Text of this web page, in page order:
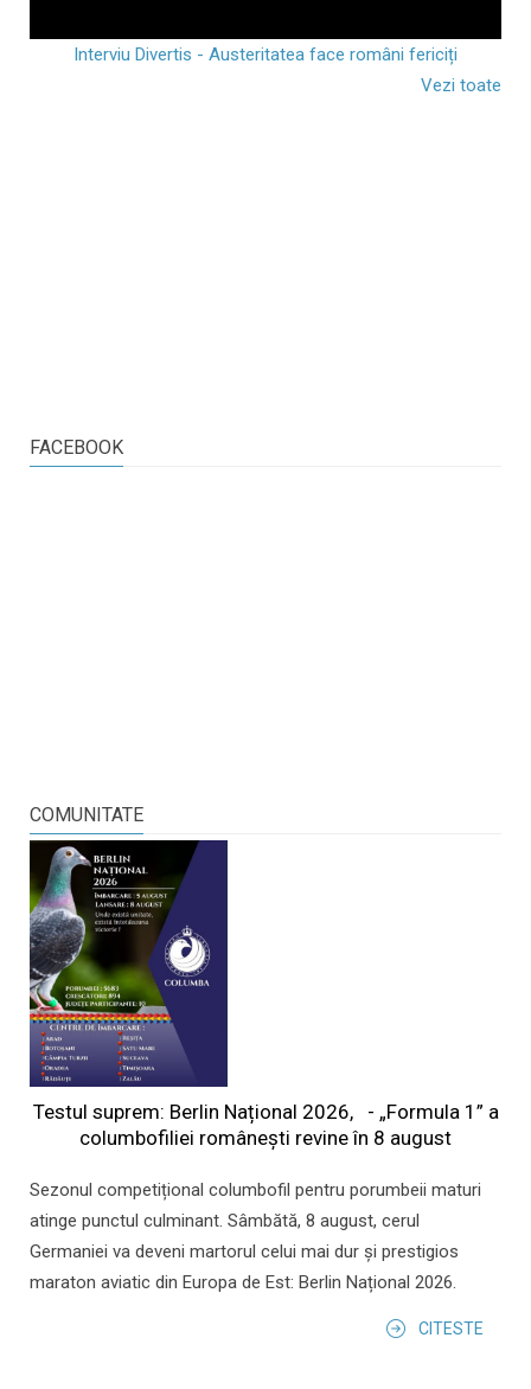
Interviu Divertis - Austeritatea face români fericiți
Vezi toate
FACEBOOK
COMUNITATE
Testul suprem: Berlin Național 2026, - „Formula 1” a
columbofiliei româneşti revine în 8 august
Sezonul competițional columbofil pentru porumbeii maturi
atinge punctul culminant. Sâmbătă, 8 august, cerul
Germaniei va deveni martorul celui mai dur și prestigios
maraton aviatic din Europa de Est: Berlin Național 2026.
CITESTE